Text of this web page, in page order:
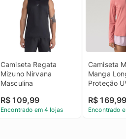
Camiseta Regata
Mizuno Nirvana
Masculina
R$ 109,99
Encontrado em 4 lojas
Camiseta
Manga
Proteção
R$
Encontrado